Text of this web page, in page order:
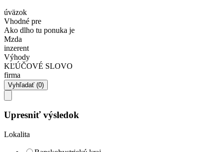
úväzok
Vhodné pre
Ako dlho tu ponuka je
Mzda
inzerent
Výhody
KĽÚČOVÉ SLOVO
firma
Upresniť výsledok
Lokalita